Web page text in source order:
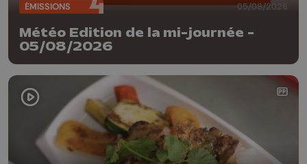
ÉMISSIONS 05/08/2026
Météo Edition de la mi-journée -
05/08/2026